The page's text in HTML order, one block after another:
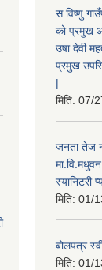
स विष्णु
को प्रमुख
उषा देवी
प्रमुख
|
मिति: 07/
जनता तेज
स्यानिटरी
मिति: 01/
बोलपत्र
मिति: 01/